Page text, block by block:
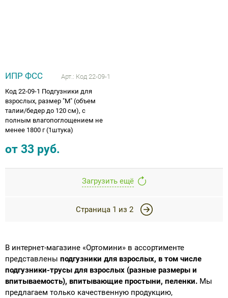
ИПР ФСС Арт.: Код 22-09-1
Код 22-09-1 Подгузники для
взрослых, размер "M" (объем
талии/бедер до 120 см), с
полным влагопоглощением не
менее 1800 г (1штука)
от 33 руб.
Загрузить ещё
Страница 1 из 2
В интернет-магазине «Ортомини» в ассортименте
представлены подгузники для взрослых, в том числе
подгузники-трусы для взрослых (разные размеры и
впитываемость), впитывающие простыни, пеленки. Мы
предлагаем только качественную продукцию,